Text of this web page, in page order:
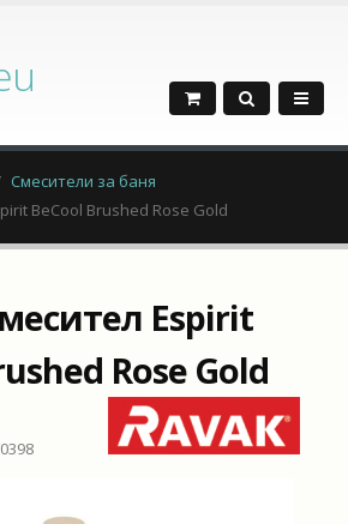
Смесители за баня
BeCool Brushed Rose Gold
Espirit
Rose Gold